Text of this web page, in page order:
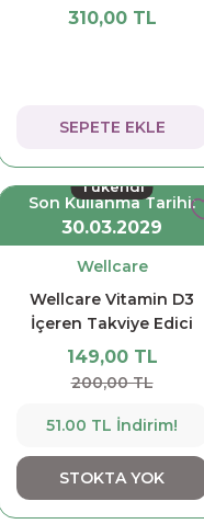
310,00 TL
SEPETE EKLE
Tükendi
Son Kullanma Tarihi:
30.03.2029
Wellcare
Wellcare Vitamin D3
İçeren Takviye Edici
Gıda 5 ml 1 Fıs 600 IU
149,00 TL
200,00 TL
51.00 TL İndirim!
STOKTA YOK